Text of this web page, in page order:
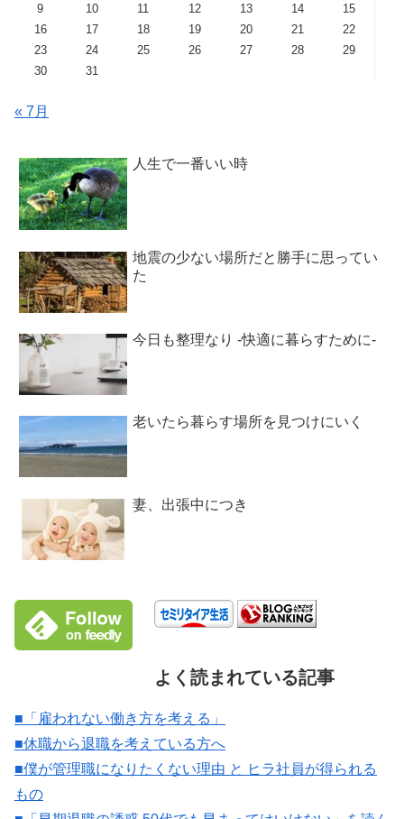
9
10 11 12 13 14
15
16
17 18 19 20 21
22
23
24 25 26 27 28
29
30
31
« 7月
人生で一番いい時
地震の少ない場所だと勝手に思ってい
た
今日も整理なり -快適に暮らすために-
老いたら暮らす場所を見つけにいく
妻、出張中につき
よく読まれている記事
■「雇われない働き方を考える」
■休職から退職を考えている方へ
■僕が管理職になりたくない理由 と ヒラ社員が得られる
もの